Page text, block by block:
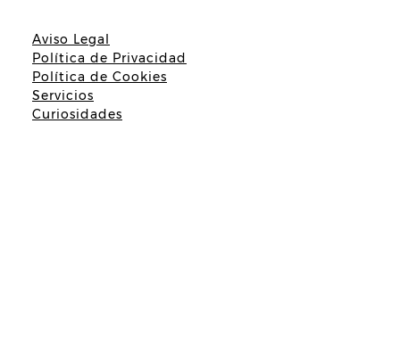
Aviso Legal
Política de Privacidad
Política de Cookies
Servicios
Curiosidades